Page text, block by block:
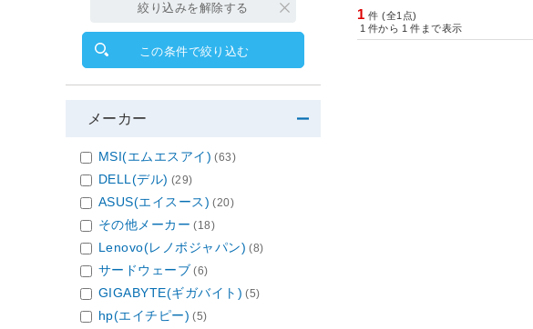
1 件 (全1点)
1 件から 1 件まで表示
絞り込みを解除する
この条件で絞り込む
メーカー
MSI(エムエスアイ) (63)
DELL(デル) (29)
ASUS(エイスース) (20)
その他メーカー (18)
Lenovo(レノボジャパン) (8)
サードウェーブ (6)
GIGABYTE(ギガバイト) (5)
hp(エイチピー) (5)